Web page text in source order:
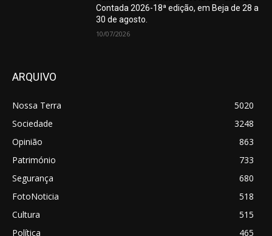
Contada 2026-18ª edição, em Beja de 28 a
30 de agosto.
10/07/2026
ARQUIVO
Nossa Terra
5020
Sociedade
3248
Opinião
863
Património
733
Segurança
680
FotoNoticia
518
Cultura
515
Política
465